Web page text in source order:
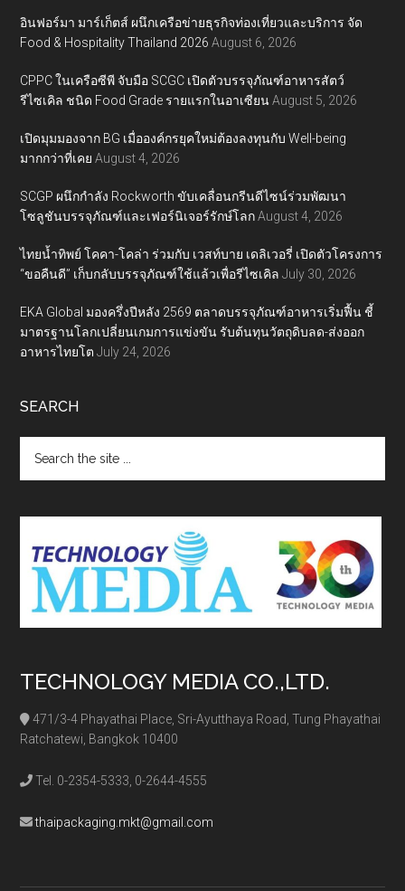
อินฟอร์มา มาร์เก็ตส์ ผนึกเครือข่ายธุรกิจท่องเที่ยวและบริการ จัด
Food & Hospitality Thailand 2026 August 6, 2026
CPPC ในเครือซีพี จับมือ SCGC เปิดตัวบรรจุภัณฑ์อาหารสัตว์
รีไซเคิล ชนิด Food Grade รายแรกในอาเซียน August 5, 2026
เปิดมุมมองจาก BG เมื่อองค์กรยุคใหม่ต้องลงทุนกับ Well-being
มากกว่าที่เคย August 4, 2026
SCGP ผนึกกำลัง Rockworth ขับเคลื่อนกรีนดีไซน์ร่วมพัฒนา
โซลูชันบรรจุภัณฑ์และเฟอร์นิเจอร์รักษ์โลก August 4, 2026
ไทยน้ำทิพย์ โคคา-โคล่า ร่วมกับ เวสท์บาย เดลิเวอรี่ เปิดตัวโครงการ
“ขอคืนดี” เก็บกลับบรรจุภัณฑ์ใช้แล้วเพื่อรีไซเคิล July 30, 2026
EKA Global มองครึ่งปีหลัง 2569 ตลาดบรรจุภัณฑ์อาหารเริ่มฟื้น ชี้
มาตรฐานโลกเปลี่ยนเกมการแข่งขัน รับต้นทุนวัตถุดิบลด-ส่งออก
อาหารไทยโต July 24, 2026
SEARCH
the
TECHNOLOGY MEDIA CO.,LTD.
471/3-4 Phayathai Place, Sri-Ayutthaya Road, Tung Phayathai
Ratchatewi, Bangkok 10400
Tel. 0-2354-5333, 0-2644-4555
thaipackaging.mkt@gmail.com